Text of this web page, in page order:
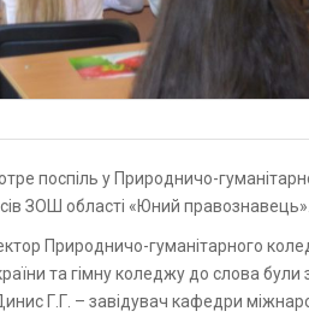
ЗОШ області «Юний правознавець».
Природничо-гуманітарного
та гімну коледжу до слова
Г.Г. – завідувач кафедри